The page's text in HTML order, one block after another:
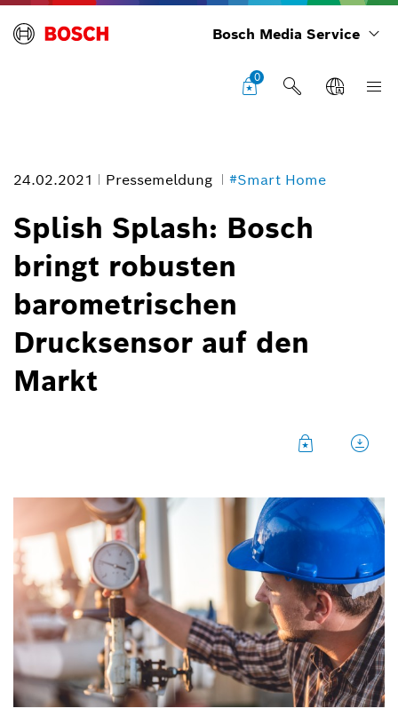
Bosch Media Service
0
24.02.2021 Pressemeldung #Smart Home
Splish Splash: Bosch
bringt robusten
barometrischen
Drucksensor auf den
Markt
Wasserstand Messung
Bildinformation
/ 6
Der neue Drucksensor BMP384 von Bosch
Flüssigkeiten geschützt. So kann er beispielsweise